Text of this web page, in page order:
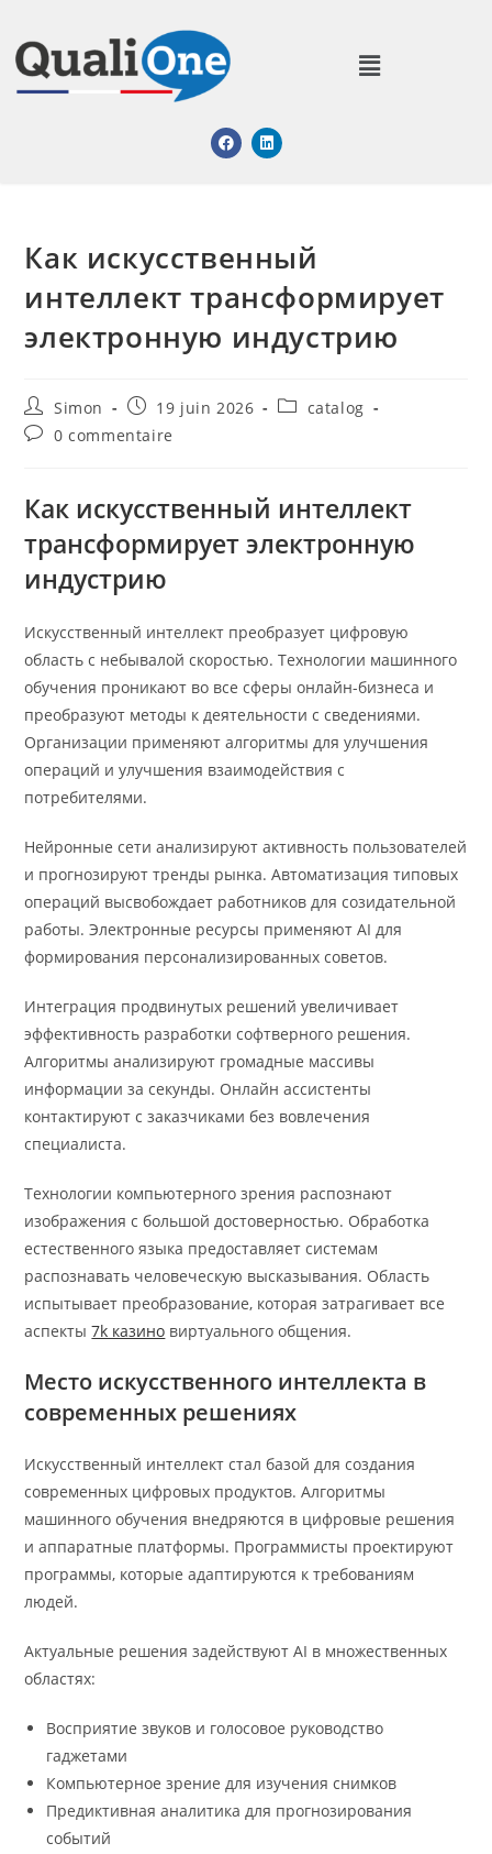
Как искусственный
интеллект трансформирует
электронную индустрию
Simon 19 juin 2026
catalog
0 commentaire
Как искусственный интеллект
трансформирует электронную
индустрию
Искусственный интеллект преобразует цифровую
область с небывалой скоростью. Технологии машинного
обучения проникают во все сферы онлайн-бизнеса и
преобразуют методы к деятельности с сведениями.
Организации применяют алгоритмы для улучшения
операций и улучшения взаимодействия с
потребителями.
Нейронные сети анализируют активность пользователей
и прогнозируют тренды рынка. Автоматизация типовых
операций высвобождает работников для созидательной
работы. Электронные ресурсы применяют AI для
формирования персонализированных советов.
Интеграция продвинутых решений увеличивает
эффективность разработки софтверного решения.
Алгоритмы анализируют громадные массивы
информации за секунды. Онлайн ассистенты
контактируют с заказчиками без вовлечения
специалиста.
Технологии компьютерного зрения распознают
изображения с большой достоверностью. Обработка
естественного языка предоставляет системам
распознавать человеческую высказывания. Область
испытывает преобразование, которая затрагивает все
аспекты7k казино виртуального общения.
Место искусственного интеллекта в
современных решениях
Искусственный интеллект стал базой для создания
современных цифровых продуктов. Алгоритмы
машинного обучения внедряются в цифровые решения
и аппаратные платформы. Программисты проектируют
программы, которые адаптируются к требованиям
людей.
Актуальные решения задействуют AI в множественных
областях:
Восприятие звуков и голосовое руководство
гаджетами
Компьютерное зрение для изучения снимков
Предиктивная аналитика для прогнозирования
событий